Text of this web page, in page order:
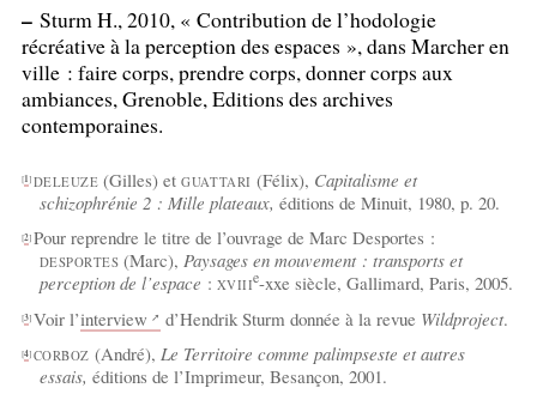
–Sturm H., 2010, « Contribution de l’hodologie
récréative à la perception des espaces », dans Marcher en
ville : faire corps, prendre corps, donner corps aux
ambiances, Grenoble, Editions des archives
contemporaines.
[1 ] DELEUZE (Gilles) etGUATTARI (Félix), Capitalisme et
schizophrénie 2 : Mille plateaux, éditions de Minuit, 1980, p. 20.
[2] Pour reprendre le titre de l’ouvrage de Marc Desportes :
DESPORTES (Marc),Paysages en mouvement : transports et
perception de l’espace : XVIIIe-xxe siècle, Gallimard, Paris, 2005.
[3] Voir l’interview d’Hendrik Sturm donnée à la revue Wildproject.
[4] CORBOZ (André), Le Territoire comme palimpseste et autres
essais, éditions de l’Imprimeur, Besançon, 2001.